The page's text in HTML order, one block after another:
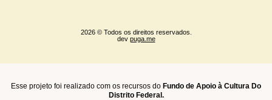
2026 © Todos os direitos reservados.
dev puga.me
Esse projeto foi realizado com os recursos do Fundo de Apoio à Cultura Do
Distrito Federal.